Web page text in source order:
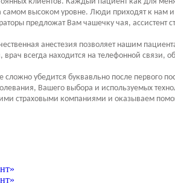
высоком уровне. Люди приходят к нам
предложат Вам чашечку чая, ассистент
анестезия позволяет нашим
всегда находится на телефонной связи,
убедится буквавльно после первого
Вашего выбора и используемых
страховыми компаниями и оказываем